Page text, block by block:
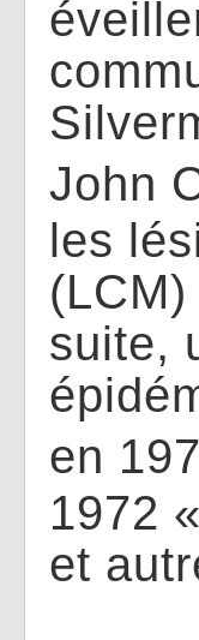
John
les
suite,
en
1972
et